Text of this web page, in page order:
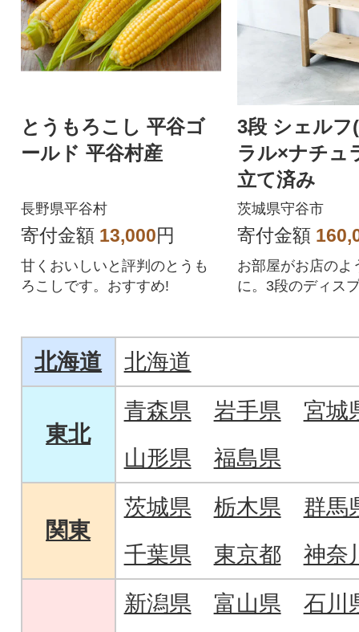
とうもろこし 平谷ゴ
ールド 平谷村産
長野県平谷村
寄付金額 13,000円
甘くおいしいと評判のとうも
ろこしです。おすすめ!
3段 シェルフ
ラル×ナチュ
立て済み
茨城県守谷市
寄付金額
お部屋がお店のよ
に。3段のディス
北海道 北海道
東北
青森県 岩手県
宮城
山形県
福島県
関東
茨城県 栃木県
群馬
千葉県
東京都 神奈
新潟県 富山県
石川